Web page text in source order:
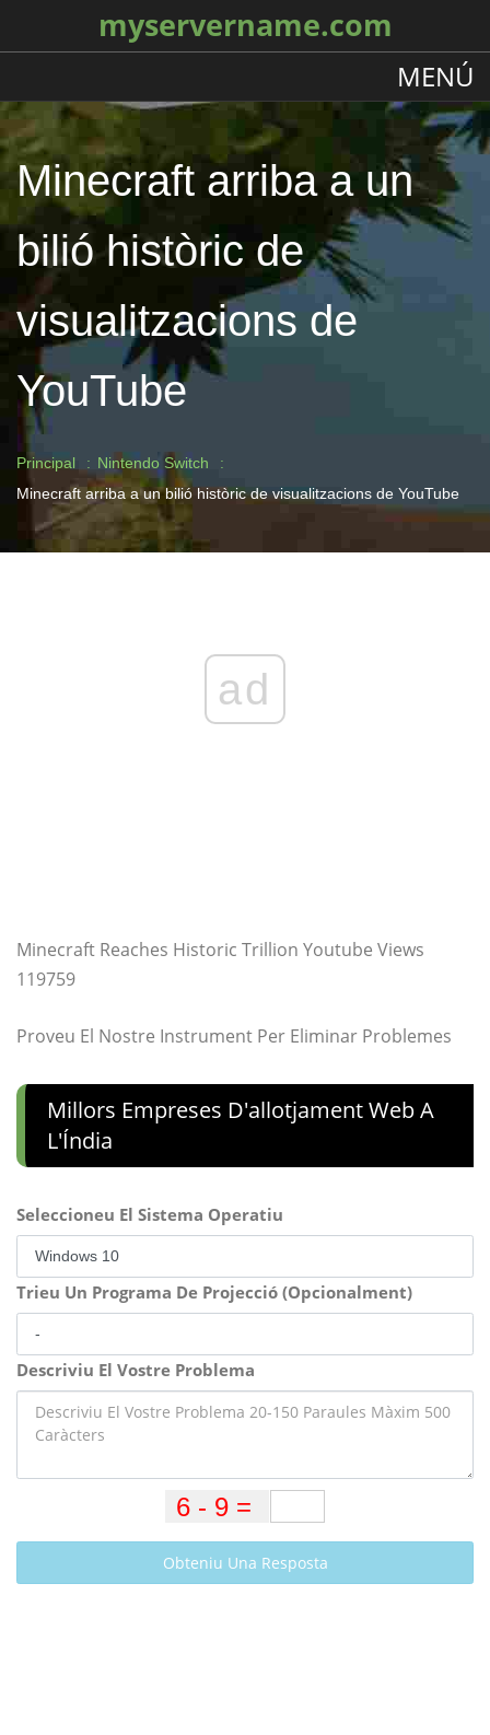
myservername.com
MENÚ
Minecraft arriba a un
bilió històric de
visualitzacions de
YouTube
Principal
Nintendo Switch
Minecraft arriba a un bilió històric de visualitzacions de YouTube
ad
Minecraft Reaches Historic Trillion Youtube Views
119759
Proveu El Nostre Instrument Per Eliminar Problemes
Millors Empreses D'allotjament Web A
L'Índia
Seleccioneu El Sistema Operatiu
Trieu Un Programa De Projecció (Opcionalment)
Descriviu El Vostre Problema
Obteniu Una Resposta